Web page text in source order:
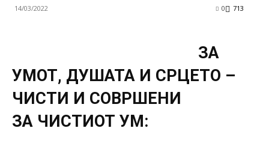
14/03/2022 713
0
ЗА
УМОТ, ДУШАТА И СРЦЕТО –
ЧИСТИ И СОВРШЕНИ
ЗА ЧИСТИОТ УМ: